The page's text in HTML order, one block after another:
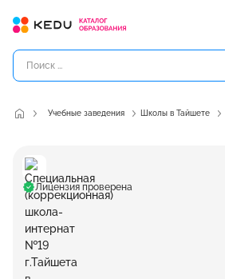
Учебные заведения Школы в Тайшете
Лицензия проверена